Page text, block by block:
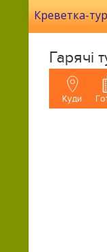
Креветка-тур
Гарячі
Куди